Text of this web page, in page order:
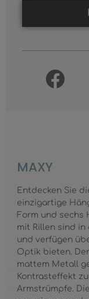
MAXY
Entdecken Sie
einzigartige
Form und sechs
mit Rillen sind
und verfügen
Optik bieten.
mattem Metall
Kontrasteffekt
Armstrümpfe.